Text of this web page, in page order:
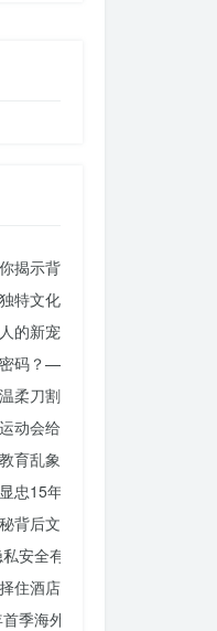
揭示背后的真相
特文化价值
的新宠？
码？——专访南京大学周礼
柔刀割走
动会给浙江企业带来哪些商
育乱象？
忠15年水下默剧惊艳全场
背后文化符号的力量
安全有保障了吗？
住酒店而不是家里？
季海外订单激增，你准备好